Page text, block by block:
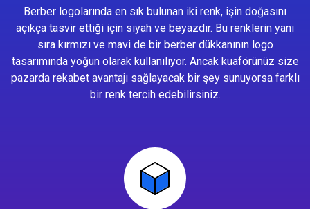
Berber logolarında en sık bulunan iki renk, işin doğasını
açıkça tasvir ettiği için siyah ve beyazdır. Bu renklerin yanı
sıra kırmızı ve mavi de bir berber dükkanının logo
tasarımında yoğun olarak kullanılıyor. Ancak kuaförünüz size
pazarda rekabet avantajı sağlayacak bir şey sunuyorsa farklı
bir renk tercih edebilirsiniz.